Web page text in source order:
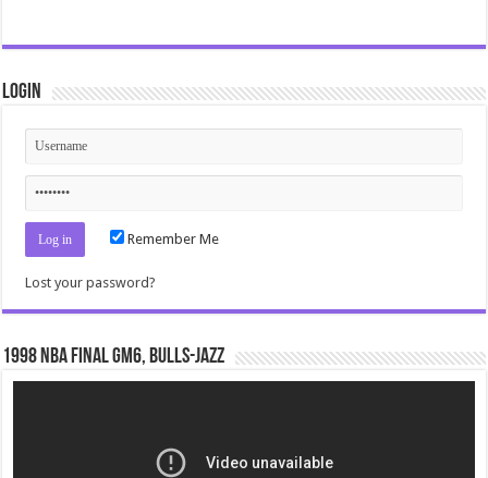
Login
Remember Me
Lost your password?
1998 NBA Final gm6, Bulls-Jazz